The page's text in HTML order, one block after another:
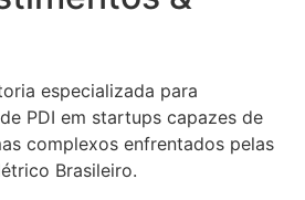
especializada para
PDI em startups capazes de
complexos enfrentados pelas
Brasileiro.